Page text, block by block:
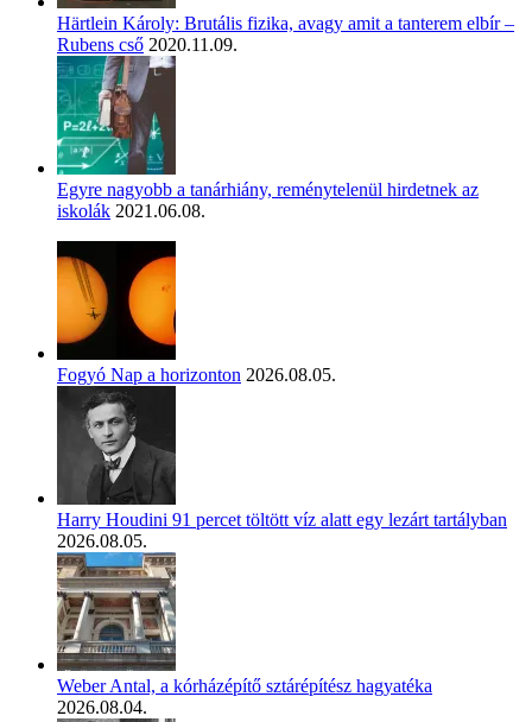
Härtlein Károly: Brutális fizika, avagy amit a tanterem elbír –
Rubens cső 2020.11.09.
Egyre nagyobb a tanárhiány, reménytelenül hirdetnek az
iskolák 2021.06.08.
Fogyó Nap a horizonton 2026.08.05.
Harry Houdini 91 percet töltött víz alatt egy lezárt tartályban
2026.08.05.
Weber Antal, a kórházépítő sztárépítész hagyatéka
2026.08.04.